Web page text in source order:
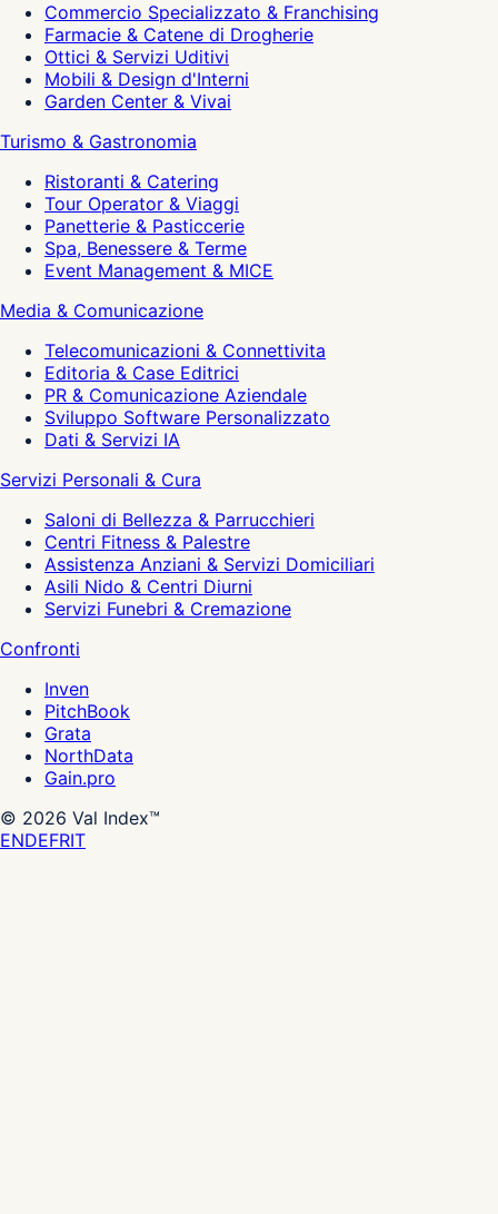
Commercio Specializzato & Franchising
Farmacie & Catene di Drogherie
Ottici & Servizi Uditivi
Mobili & Design d'Interni
Garden Center & Vivai
Turismo & Gastronomia
Ristoranti & Catering
Tour Operator & Viaggi
Panetterie & Pasticcerie
Spa, Benessere & Terme
Event Management & MICE
Media & Comunicazione
Telecomunicazioni & Connettivita
Editoria & Case Editrici
PR & Comunicazione Aziendale
Sviluppo Software Personalizzato
Dati & Servizi IA
Servizi Personali & Cura
Saloni di Bellezza & Parrucchieri
Centri Fitness & Palestre
Assistenza Anziani & Servizi Domiciliari
Asili Nido & Centri Diurni
Servizi Funebri & Cremazione
Confronti
Inven
PitchBook
Grata
NorthData
Gain.pro
© 2026 Val Index™
ENDEFRIT